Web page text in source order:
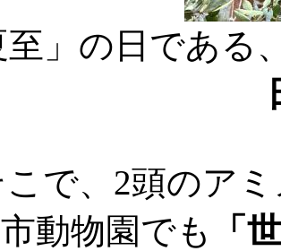
至」の日である
こで、2頭のア
動物園でも
「